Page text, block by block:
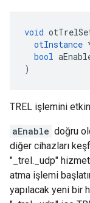
void
otInstance
bool
)
TREL işlemini
aEnable doğru
diğer cihazları
"_trel._udp"
atma işlemi
yapılacak yeni bir